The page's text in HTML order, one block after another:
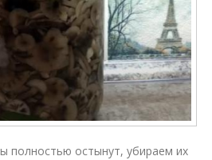
полностью остынут, убираем их